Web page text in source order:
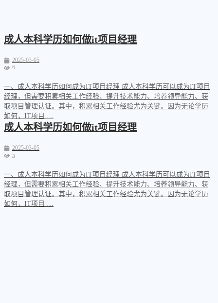
成人本科学历如何做it项目经理
2025-03-05
6
一、成人本科学历如何成为IT项目经理 成人本科学历可以成为IT项目
经理，但需要积累相关工作经验、提升技术能力、培养领导能力、获
取项目管理认证。其中，积累相关工作经验尤为关键。因为无论学历
如何，IT项目 …
成人本科学历如何做it项目经理
2025-03-05
5
一、成人本科学历如何成为IT项目经理 成人本科学历可以成为IT项目
经理，但需要积累相关工作经验、提升技术能力、培养领导能力、获
取项目管理认证。其中，积累相关工作经验尤为关键。因为无论学历
如何，IT项目 …